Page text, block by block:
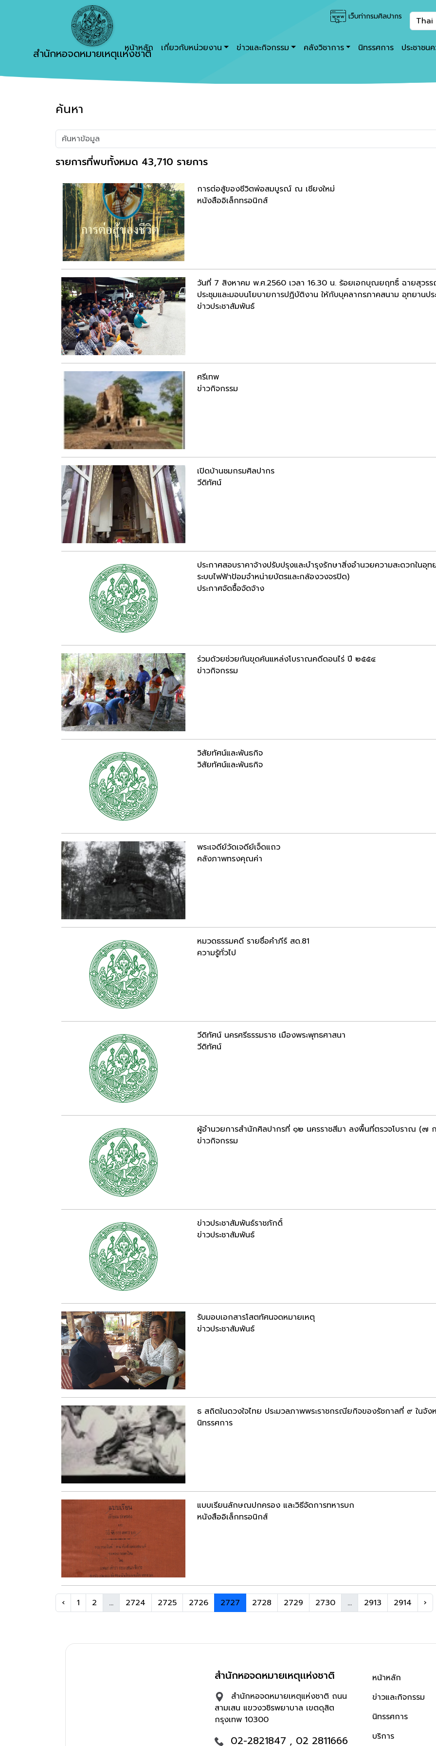
เว็บท่ากรมศิลปากร
สำนักหอจดหมายเหตุเเห่งชาติ
หน้าหลัก เกี่ยวกับหน่วยงาน ข่าวและกิจกรรม คลังวิชาการ นิทรรศการ ประชาชน
ค้นหา
รายการที่พบทั้งหมด 43,710 รายการ
การต่อสู้ของชีวิตพ่อสมบูรณ์ ณ เชียงใหม่
หนังสืออิเล็กทรอนิกส์
วันที่ 7 สิงหาคม พ.ศ.2560 เวลา 16.30 น. ร้อยเอกบุณยฤทธิ์ ฉายสุวร
ประชุมและมอบนโยบายการปฏิบัติงาน ให้กับบุคลากรภาคสนาม อุทยานป
ข่าวประชาสัมพันธ์
ศรีเทพ
ข่าวกิจกรรม
เปิดบ้านชมกรมศิลปากร
วีดิทัศน์
ประกาศสอบราคาจ้างปรับปรุงและบำรุงรักษาสิ่งอำนวยความสะดวกใน
ระบบไฟฟ้าป้อมจำหน่ายบัตรและกล้องวงจรปิด)
ประกาศจัดซื้อจัดจ้าง
ร่วมด้วยช่วยกันขุดค้นแหล่งโบราณคดีดอนไร่ ปี ๒๕๕๔
ข่าวกิจกรรม
วิสัยทัศน์และพันธกิจ
วิสัยทัศน์และพันธกิจ
พระเจดีย์วัดเจดีย์เจ็ดแถว
คลังภาพทรงคุณค่า
หมวดธรรมคดี รายชื่อคำภีร์ สด.81
ความรู้ทั่วไป
วีดิทัศน์ นครศรีธรรมราช เมืองพระพุทธศาสนา
วีดิทัศน์
ผู้อำนวยการสำนักศิลปากรที่ ๑๒ นครราชสีมา ลงพื้นที่ตรวจโบราณ (๗
ข่าวกิจกรรม
ข่าวประชาสัมพันธ์ราชภักดิ์
ข่าวประชาสัมพันธ์
รับมอบเอกสารโสตทัศนจดหมายเหตุ
ข่าวประชาสัมพันธ์
ธ สถิตในดวงใจไทย ประมวลภาพพระราชกรณียกิจของรัชกาลที่ ๙ ในจั
นิทรรศการ
แบบเรียนลักษณปกครอง และวิธีจัดการทหารบก
หนังสืออิเล็กทรอนิกส์
‹ 1 2 ... 2724 2725 2726 2727 2728 2729 2730 ... 2913 2914 ›
สำนักหอจดหมายเหตุเเห่งชาติ
สำนักหอจดหมายเหตุแห่งชาติ ถนน
สามเสน แขวงวชิรพยาบาล เขตดุสิต
กรุงเทพ 10300
02-2821847 , 02 2811666
หน้าหลัก
ข่าวและกิจกรรม
นิทรรศการ
บริการ